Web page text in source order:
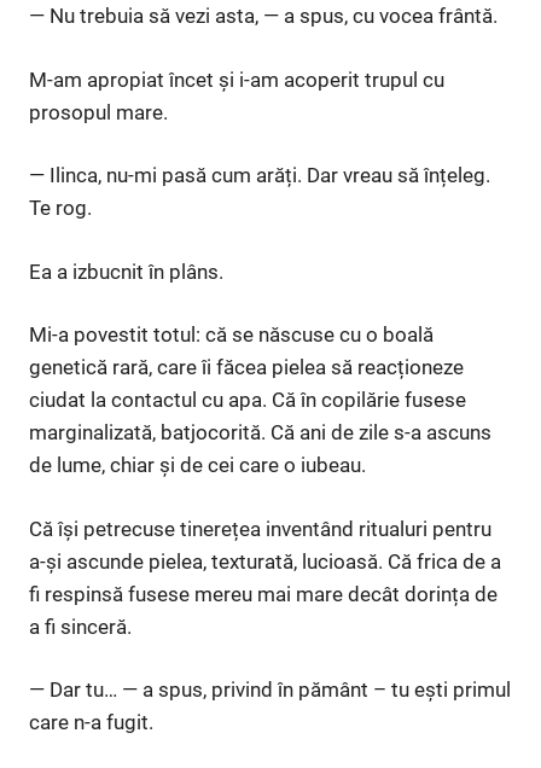
— Nu trebuia să vezi asta, — a spus, cu vocea frântă.
M-am apropiat încet și i-am acoperit trupul cu
prosopul mare.
— Ilinca, nu-mi pasă cum arăți. Dar vreau să înțeleg.
Te rog.
Ea a izbucnit în plâns.
Mi-a povestit totul: că se născuse cu o boală
genetică rară, care îi făcea pielea să reacționeze
ciudat la contactul cu apa. Că în copilărie fusese
marginalizată, batjocorită. Că ani de zile s-a ascuns
de lume, chiar și de cei care o iubeau.
Că își petrecuse tinerețea inventând ritualuri pentru
a-și ascunde pielea, texturată, lucioasă. Că frica de a
fi respinsă fusese mereu mai mare decât dorința de
a fi sinceră.
— Dar tu… — a spus, privind în pământ – tu ești primul
care n-a fugit.